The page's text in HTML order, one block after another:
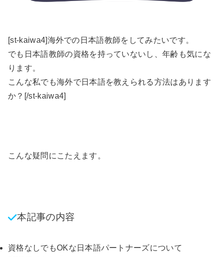
[st-kaiwa4]海外での日本語教師をしてみたいです。
でも日本語教師の資格を持っていないし、年齢も気にな
ります。
こんな私でも海外で日本語を教えられる方法はあります
か？[/st-kaiwa4]
こんな疑問にこたえます。
本記事の内容
資格なしでもOKな日本語パートナーズについて